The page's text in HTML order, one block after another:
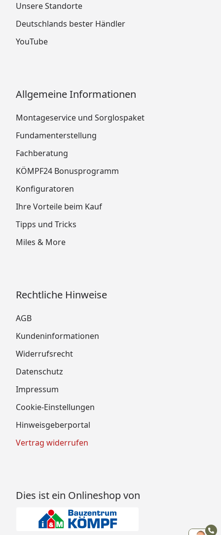
Unsere Standorte
Deutschlands bester Händler
YouTube
Allgemeine Informationen
Montageservice und Sorglospaket
Fundamenterstellung
Fachberatung
KÖMPF24 Bonusprogramm
Konfiguratoren
Ihre Vorteile beim Kauf
Tipps und Tricks
Miles & More
Rechtliche Hinweise
AGB
Kundeninformationen
Widerrufsrecht
Datenschutz
Impressum
Cookie-Einstellungen
Hinweisgeberportal
Vertrag widerrufen
Dies ist ein Onlineshop von